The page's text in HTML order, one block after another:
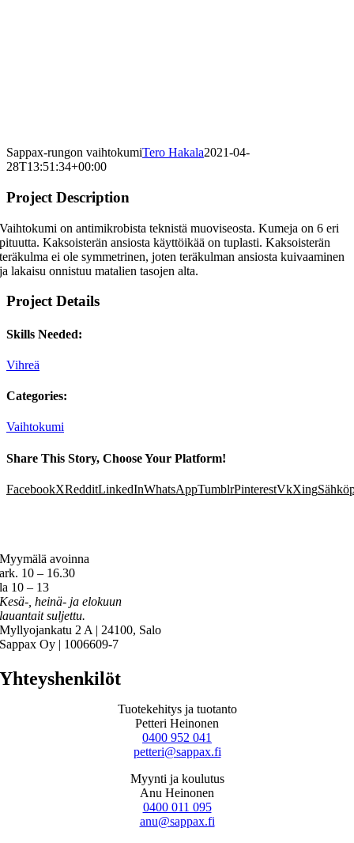
Sappax-rungon vaihtokumiTero Hakala2021-04-
28T13:51:34+00:00
Project Description
Vaihtokumi on antimikrobista teknistä muoviseosta. Kumeja on 6 eri
pituutta. Kaksoisterän ansiosta käyttöikää on tuplasti. Kaksoisterän
teräkulma ei ole symmetrinen, joten teräkulman ansiosta kuivaaminen
ja lakaisu onnistuu matalien tasojen alta.
Project Details
Skills Needed:
Vihreä
Categories:
Vaihtokumi
Share This Story, Choose Your Platform!
FacebookXRedditLinkedInWhatsAppTumblrPinterestVkXing
Myymälä avoinna
ark. 10 – 16.30
la 10 – 13
Kesä-, heinä- ja elokuun
lauantait suljettu.
Myllyojankatu 2 A | 24100, Salo
Sappax Oy | 1006609-7
Yhteyshenkilöt
Tuotekehitys ja tuotanto
Petteri Heinonen
0400 952 041
petteri@sappax.fi
Myynti ja koulutus
Anu Heinonen
0400 011 095
anu@sappax.fi